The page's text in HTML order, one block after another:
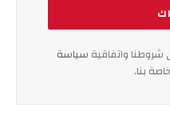
شروطنا واتفاقية سياسة
بنا.